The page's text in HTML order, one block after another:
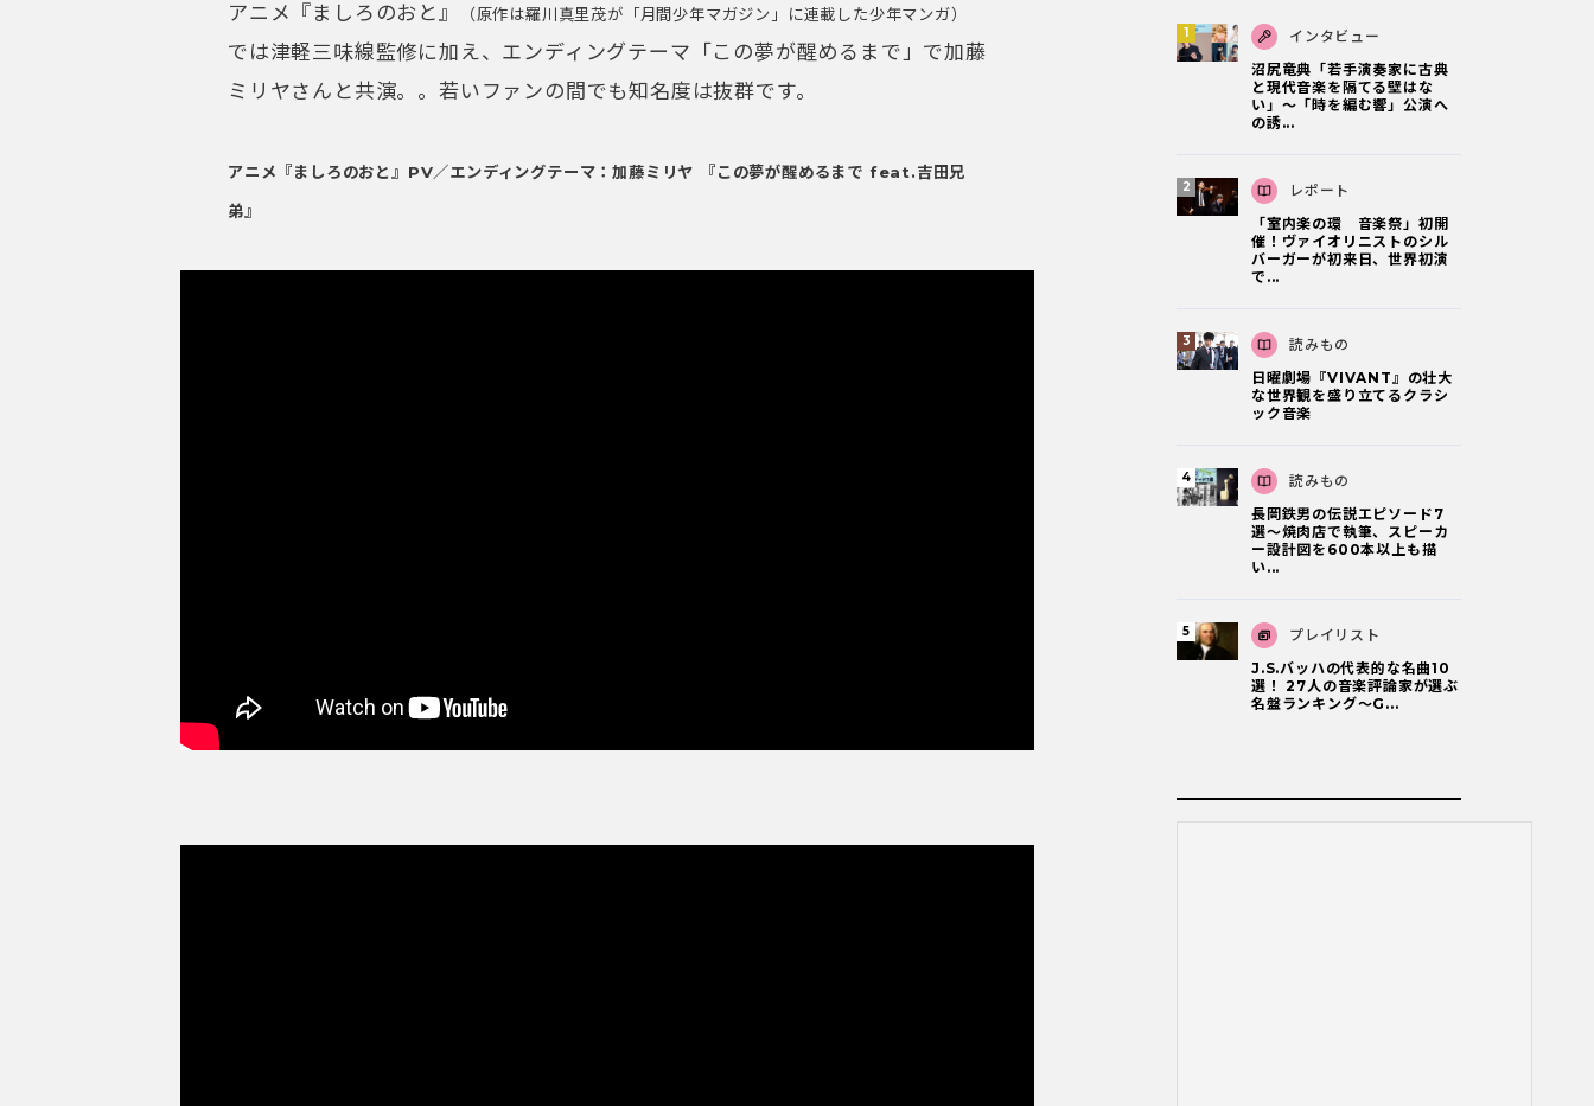
アニメ『ましろのおと』
（原作は羅川真里茂が「月間少年マガジン」に連載した少年マンガ）
では津軽三味線監修に加え、エンディングテーマ「この夢が醒める まで」で加藤
ミリヤさんと共演。。若いファンの間でも知名度は抜群です。
アニメ『ましろのおと』PV／エンディングテーマ：加藤ミリヤ 『この夢が醒めるまで feat.吉田兄
弟』
インタビュー
沼尻竜典「若手演奏家に古典
と現代音楽を隔てる壁はな
い」～「時を編む響」公演へ
の誘...
レポート
「室内楽の環 音楽祭」初開
催！ヴァイオリニストのシル
バーガーが初来日、世界初演
で...
読みもの
日曜劇場『VIVANT』の壮大
な世界観を盛り立てるクラシ
ック音楽
読みもの
長岡鉄男の伝説エピソード7
選〜焼肉店で執筆、スピーカ
ー設計図を600本以上も描
い...
プレイリスト
J.S.バッハの代表的な名曲10
選！ 27人の音楽評論家が選ぶ
名盤ランキング〜G...